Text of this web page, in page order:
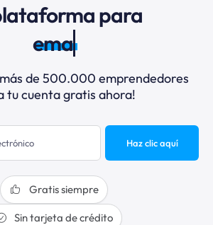
para
email
de 500.000 emprendedores
tu cuenta gratis ahora!
Haz clic aquí
Gratis siempre
Sin tarjeta de crédito